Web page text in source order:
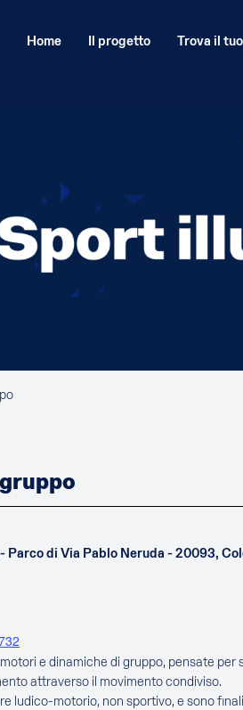
Home Il progetto Trova il
Parco di Via Pablo Neruda - 20093,
e dinamiche di gruppo, pensate per
attraverso il movimento condiviso.
ludico-motorio, non sportivo, e sono